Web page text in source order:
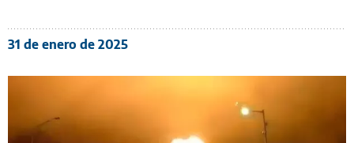
31 de enero de 2025